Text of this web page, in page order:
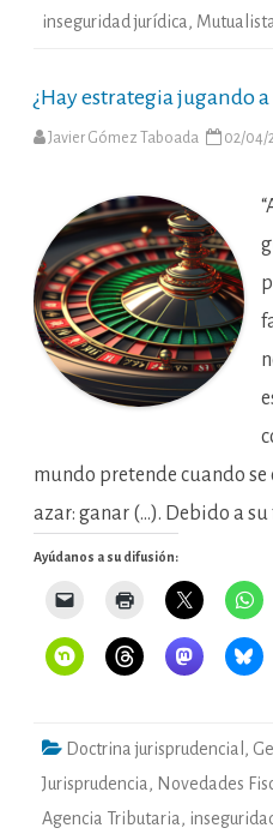
inseguridad jurídica ,
¿Hay estrategia jugando
Javier Gómez Taboada 02/04/
mundo pretende cuando se
azar: ganar (…). Debido a su
Ayúdanos a su difusión:
Doctrina jurisprudencial ,
Jurisprudencia , Novedades
Agencia Tributaria ,